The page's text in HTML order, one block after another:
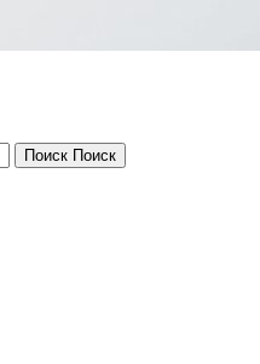
Поиск Поиск